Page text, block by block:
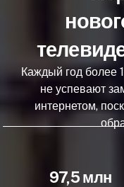
Каждый год более
не успевают
интернетом,
97,5 млн